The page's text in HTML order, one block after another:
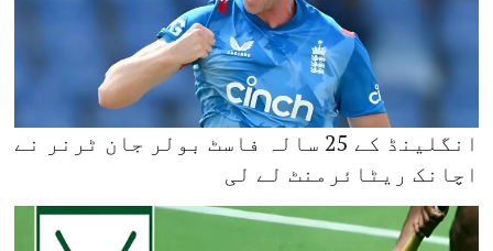
انگلینڈ کے 25 سالہ فاسٹ بولر جان ٹرنر نے
اچانک ریٹائرمنٹ لے لی